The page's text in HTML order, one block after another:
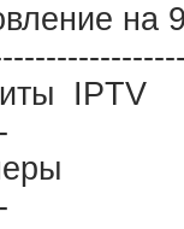
на
IPTV